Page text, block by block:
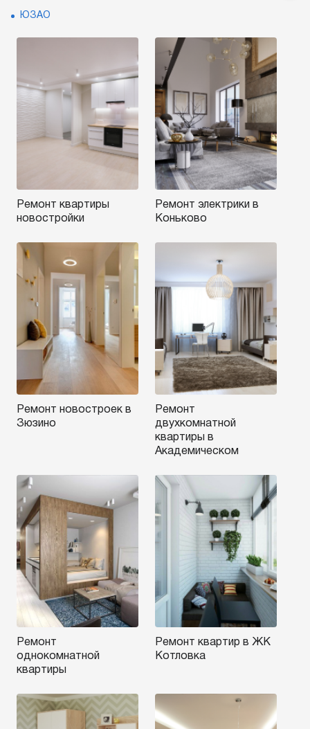
ЮЗАО
Ремонт квартиры
новостройки
Ремонт электрики в
Коньково
Ремонт новостроек в
Зюзино
Ремонт
двухкомнатной
квартиры в
Академическом
Ремонт
однокомнатной
квартиры
Ремонт квартир в ЖК
Котловка